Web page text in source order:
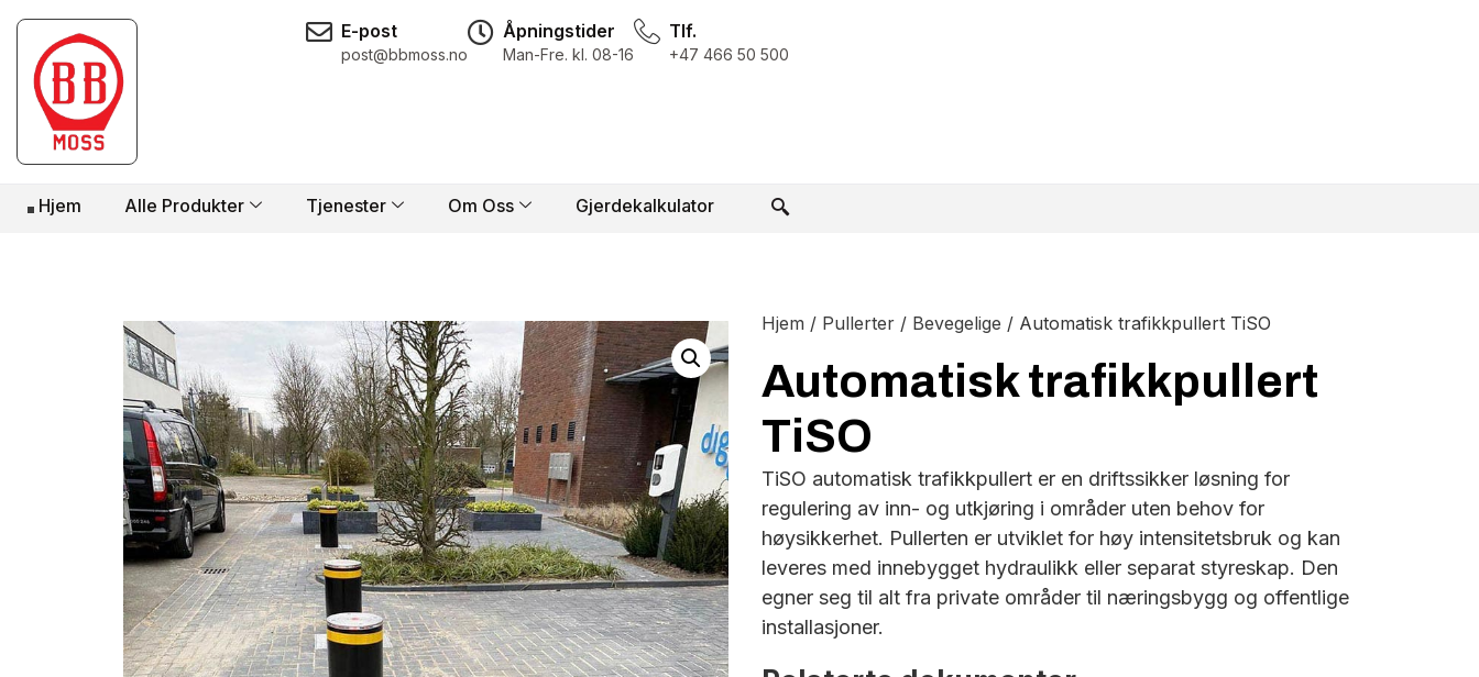
E-post
post@bbmoss.no
Åpningstider
Man-Fre. kl. 08-16
Tlf.
+47 466 50 500
Hjem Alle Produkter Tjenester Om Oss Gjerdekalkulator
Hjem / Pullerter / Bevegelige / Automatisk trafikkpullert TiSO
Automatisk trafikkpullert
TiSO
TiSO automatisk trafikkpullert er en driftssikker løsning for
regulering av inn- og utkjøring i områder uten behov for
høysikkerhet. Pullerten er utviklet for høy intensitetsbruk og kan
leveres med innebygget hydraulikk eller separat styreskap. Den
egner seg til alt fra private områder til næringsbygg og offentlige
installasjoner.